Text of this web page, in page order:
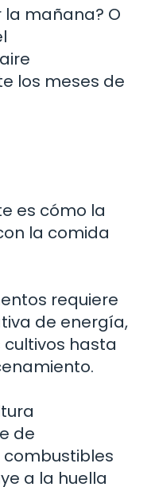
mañana? O
los meses de
es cómo la
la comida
requiere
de energía,
hasta
de
combustibles
a la huella